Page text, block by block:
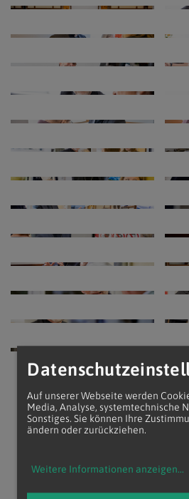
Auf unserer Webseite werden
Media, Analyse, systemtechnische
Sonstiges. Sie können Ihre
ändern oder zurückziehen.
Weitere Informationen anzeigen...